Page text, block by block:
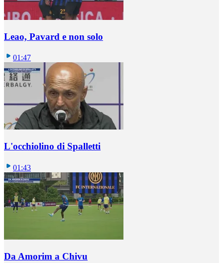
Leao, Pavard e non solo
01:47
L'occhiolino di Spalletti
01:43
Da Amorim a Chivu